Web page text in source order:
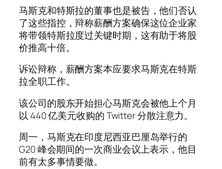
马斯克和特斯拉的董事也是被告，他们否认
了这些指控，辩称薪酬方案确保这位企业家
将带领特斯拉度过关键时期，这有助于将股
价推高十倍。
诉讼辩称，薪酬方案本应要求马斯克在特斯
拉全职工作。
该公司的股东开始担心马斯克会被他上个月
以 440 亿美元收购的 Twitter 分散注意力。
周一，马斯克在印度尼西亚巴厘岛举行的
G20 峰会期间的一次商业会议上表示，他目
前有太多事情要做。